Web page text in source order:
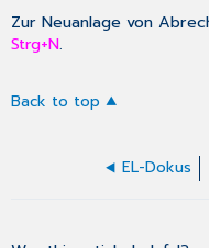
Zur Neuanlage von
Strg+N.
Back to top
EL-Dokus